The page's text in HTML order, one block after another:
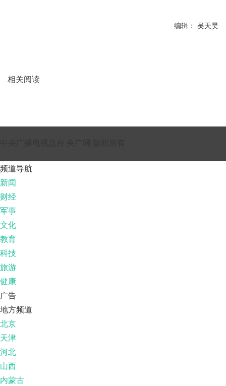
编辑： 吴天昊
相关阅读
频道导航
新闻
财经
军事
文化
教育
科技
旅游
健康
广告
地方频道
北京
天津
河北
山西
内蒙古